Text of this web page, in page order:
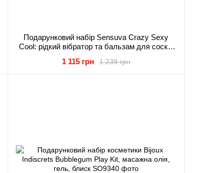
Подарунковий набір Sensuva Crazy Sexy
Cool: рідкий вібратор та бальзам для сосків
1 239 грн
1 115 грн